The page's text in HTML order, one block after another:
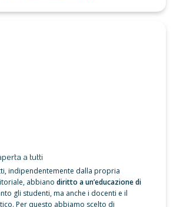
a tutti
a tutti
indipendentemente dalla propria
abbiano diritto a un’educazione di
gli studenti, ma anche i docenti e il